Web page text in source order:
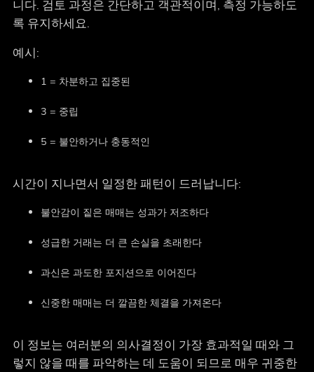
니다. 검토 과정은 간단하고 객관적이며, 측정 가능하도
록 유지하세요.
예시:
1 = 차분하고 집중된
3 = 중립
5 = 불안하거나 충동적인
시간이 지나면서 일정한 패턴이 드러납니다:
불안감이 짙은 매매는 성과가 저조하다
성급한 거래는 더 큰 손실을 초래한다
과신은 과도한 포지션으로 이어진다
신중한 매매는 더 깔끔한 체결을 가져온다
이 정보는 여러분의 의사결정이 가장 효과적일 때와 그
렇지 않을 때를 파악하는 데 도움이 되므로 매우 귀중한